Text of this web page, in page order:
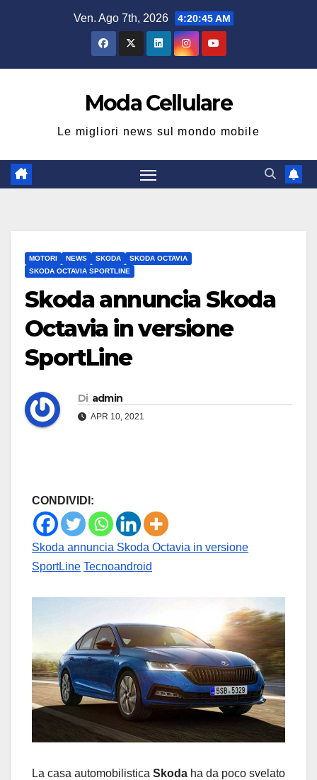
Ven. Ago 7th, 2026 4:20:46 AM
Moda Cellulare
Le migliori news sul mondo mobile
MOTORI NEWS SKODA
SKODA OCTAVIA
SKODA OCTAVIA SPORTLINE
Skoda annuncia Skoda
Octavia in versione
SportLine
Di admin
APR 10, 2021
CONDIVIDI:
Skoda annuncia Skoda Octavia in versione
SportLine Tecnoandroid
La casa automobilistica Skoda ha da poco svelato